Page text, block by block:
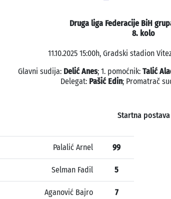
Druga liga Federacije BiH
8. kolo
11.10.2025 15:00h, Gradski stadion
Glavni sudija: Delić Anes; 1. pomoćnik: Talić
Delegat: Pašić Edin; Promatrač
Startna postava
Palalić Arnel 99
Selman Fadil 5
Aganović Bajro 7